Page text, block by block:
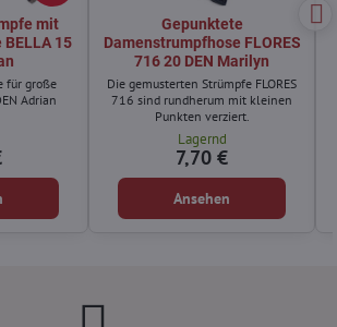
mit
15
für große
Adrian
Gepunktete
Damenstrumpfhose FLORES
716 20 DEN Marilyn
Die gemusterten Strümpfe FLORES
716 sind rundherum mit kleinen
Punkten verziert.
Lagernd
7,70 €
Ansehen